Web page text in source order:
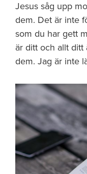
Jesus såg upp
dem. Det är inte
som du har gett
är ditt och allt ditt
dem. Jag är inte